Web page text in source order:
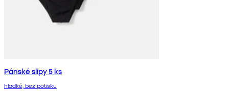
Pánské slipy 5 ks
hladké, bez potisku